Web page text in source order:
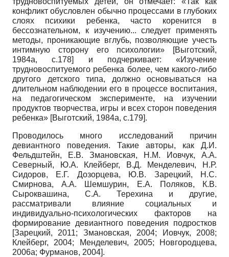
конфликт обусловлен обычно процессами в глубоких
слоях психики ребенка, часто коренится в
бессознательном, к изучению... следует применять
методы, проникающие вглубь, позволяющие учесть
интимную сторону его психологии»
[Выготский,
1984а, с.178]
и подчеркивает: «Изучение
трудновоспитуемого ребенка более, чем какого-либо
другого детского типа, должно основываться на
длительном наблюдении его в процессе воспитания,
на педагогическом эксперименте, на изучении
продуктов творчества, игры и всех сторон поведения
ребенка» [Выготский, 1984а, с.179].
Проводилось много исследований причин
девиантного поведения. Такие авторы, как Д.И.
Фельдштейн, Е.В. Змановская, Н.М. Иовчук, А.А.
Северный, Ю.А. Клейберг, В.Д. Менделевич, Н.Р.
Сидоров, Е.Г. Дозорцева, Ю.В. Зарецкий, Н.С.
Смирнова, А.А. Шемшурин, Е.А. Поляков, К.В.
Сыроквашина, С.А. Терехина и другие,
рассматривали влияние социальных и
индивидуально-психологических факторов на
формирование девиантного поведения подростков
[Зарецкий, 2011; Змановская, 2004; Иовчук, 2008;
Клейберг, 2004; Менделевич, 2005;
Новгородцева,
2006а; Фурманов, 2004].